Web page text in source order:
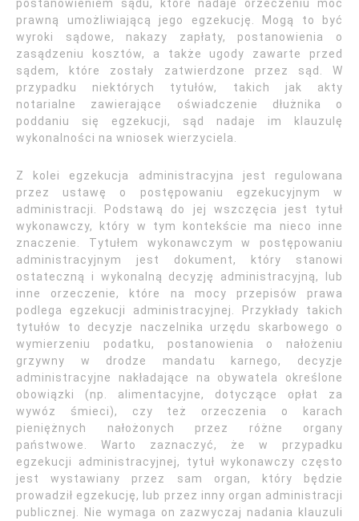
postanowieniem sądu, które nadaje orzeczeniu moc
prawną umożliwiającą jego egzekucję. Mogą to być
wyroki sądowe, nakazy zapłaty, postanowienia o
zasądzeniu kosztów, a także ugody zawarte przed
sądem, które zostały zatwierdzone przez sąd. W
przypadku niektórych tytułów, takich jak akty
notarialne zawierające oświadczenie dłużnika o
poddaniu się egzekucji, sąd nadaje im klauzulę
wykonalności na wniosek wierzyciela.
Z kolei egzekucja administracyjna jest regulowana
przez ustawę o postępowaniu egzekucyjnym w
administracji. Podstawą do jej wszczęcia jest tytuł
wykonawczy, który w tym kontekście ma nieco inne
znaczenie. Tytułem wykonawczym w postępowaniu
administracyjnym jest dokument, który stanowi
ostateczną i wykonalną decyzję administracyjną, lub
inne orzeczenie, które na mocy przepisów prawa
podlega egzekucji administracyjnej. Przykłady takich
tytułów to decyzje naczelnika urzędu skarbowego o
wymierzeniu podatku, postanowienia o nałożeniu
grzywny w drodze mandatu karnego, decyzje
administracyjne nakładające na obywatela określone
obowiązki (np. alimentacyjne, dotyczące opłat za
wywóz śmieci), czy też orzeczenia o karach
pieniężnych nałożonych przez różne organy
państwowe. Warto zaznaczyć, że w przypadku
egzekucji administracyjnej, tytuł wykonawczy często
jest wystawiany przez sam organ, który będzie
prowadził egzekucję, lub przez inny organ administracji
publicznej. Nie wymaga on zazwyczaj nadania klauzuli